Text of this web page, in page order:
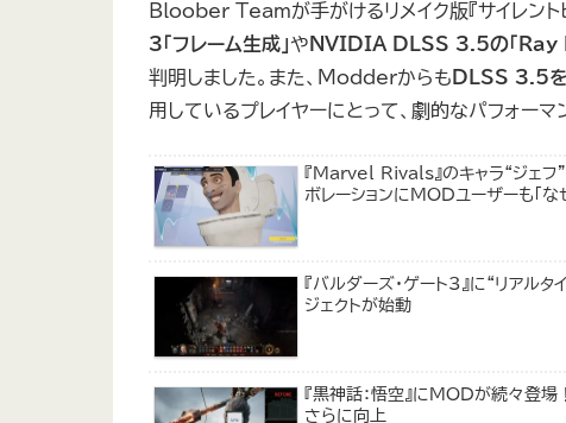
Bloober Teamが手がけるリメイク版『サイレン
3「フレーム生成」や NVIDIA DLSS 3.5の「
判明しました。また、Modderからも DLSS 3.5
用しているプレイヤーにとって、劇的なパフォーマ
『Marvel Rivals』のキャラ“ジェフ
ボレーションにMODユーザーも「
『バルダーズ・ゲート3』に“リアル
ジェクトが始動
『黒神話：悟空』にMODが続々登
さらに向上